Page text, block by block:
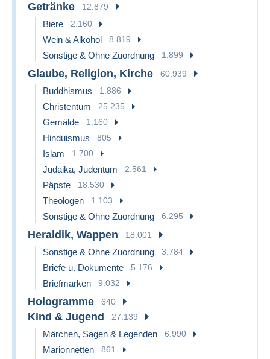
Getränke 12.879
Biere 2.160
Wein & Alkohol 8.819
Sonstige & Ohne Zuordnung 1.899
Glaube, Religion, Kirche 60.939
Buddhismus 1.886
Christentum 25.235
Gemälde 1.160
Hinduismus 805
Islam 1.700
Judaika, Judentum 2.561
Päpste 18.530
Theologen 1.103
Sonstige & Ohne Zuordnung 6.295
Heraldik, Wappen 18.001
Sonstige & Ohne Zuordnung 3.784
Briefe u. Dokumente 5.176
Briefmarken 9.032
Hologramme 640
Kind & Jugend 27.139
Märchen, Sagen & Legenden 6.990
Marionnetten 861